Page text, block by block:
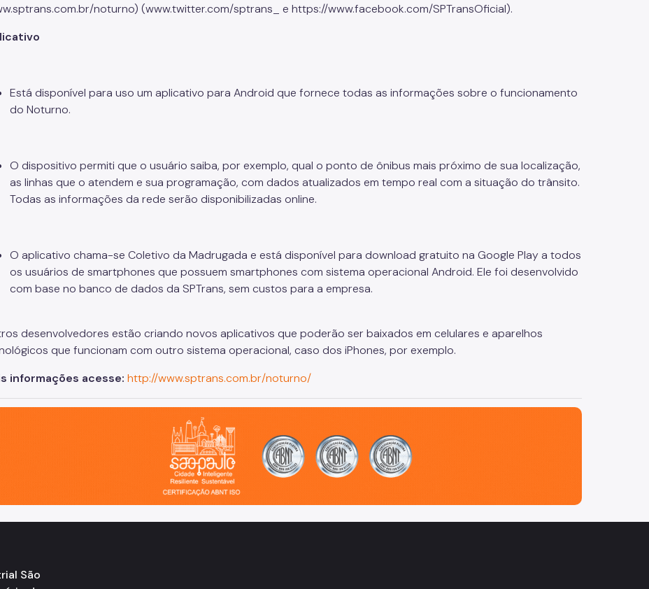
noturno) (www.twitter.com/sptrans_ e https://www.facebook.com/SPTransOficial).
Está disponível para uso um aplicativo para Android que fornece todas as informações sobre o funcionamento
do Noturno.
O dispositivo permiti que o usuário saiba, por exemplo, qual o ponto de ônibus mais próximo de sua localização,
as linhas que o atendem e sua programação, com dados atualizados em tempo real com a situação do trânsito.
Todas as informações da rede serão disponibilizadas online.
O aplicativo chama-se Coletivo da Madrugada e está disponível para download gratuito na Google Play a todos
os usuários de smartphones que possuem smartphones com sistema operacional Android. Ele foi desenvolvido
com base no banco de dados da SPTrans, sem custos para a empresa.
desenvolvedores estão criando novos aplicativos que poderão ser baixados em celulares e aparelhos
que funcionam com outro sistema operacional, caso dos iPhones, por exemplo.
informações acesse: http://www.sptrans.com.br/noturno/
Paulo, cidade inteligente, resiliente e sustentável
São